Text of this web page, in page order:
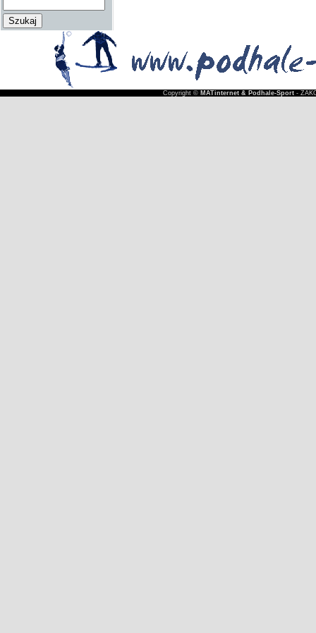
Copyright © MATinternet & Podhale-Sport-